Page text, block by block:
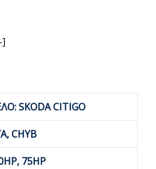
]
SKODA CITIGO
CHYB
75HP